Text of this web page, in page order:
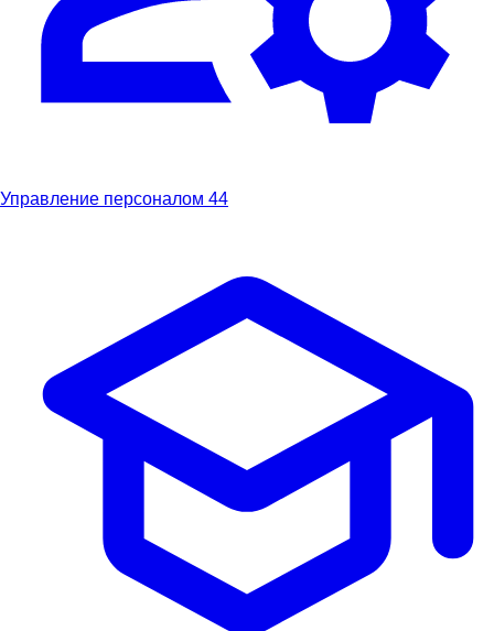
Управление персоналом 44